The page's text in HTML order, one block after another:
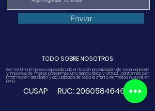
Enviar
TODO SOBRE NOSOTROS
Somos Una Empresa especializado en la comercialización de toda variedad
y modelos de motos, poseemos una tienda física y virtual. contamos con
información detallada y actualizada de toda la oferta de motos nuevas en
Perú.
CUSAP RUC:20605846468